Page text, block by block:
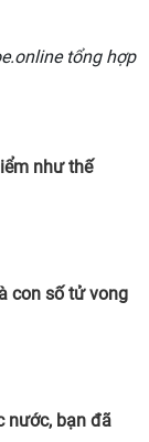
tổng hợp
như thế
con số tử vong
nước, bạn đã